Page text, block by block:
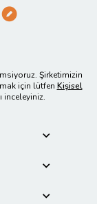
Şirketimizin
için lütfen Kişisel
inceleyiniz.